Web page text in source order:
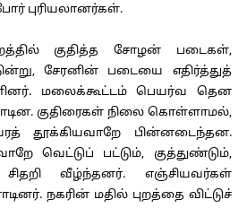
போர் புரியலானர்கள்.
குதித்த சோழன் படைகள்,
சேரனின் படையை எதிர்த்துத்
மலைக்கூட்டம் பெயர்வ தென
குதிரைகள் நிலை கொள்ளாமல்,
தூக்கியவாறே பின்னடைந்தன.
வெட்டுப் பட்டும், குத்துண்டும்,
சிதறி வீழ்ந்தனர். எஞ்சியவர்கள்
நகரின் மதில் புறத்தை விட்டுச்